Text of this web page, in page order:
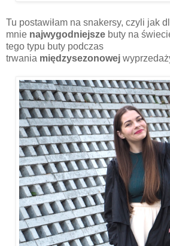
Tu postawiłam na snakersy, czyli jak
mnie najwygodniejsze buty na
tego typu buty podczas
trwania międzysezonowej